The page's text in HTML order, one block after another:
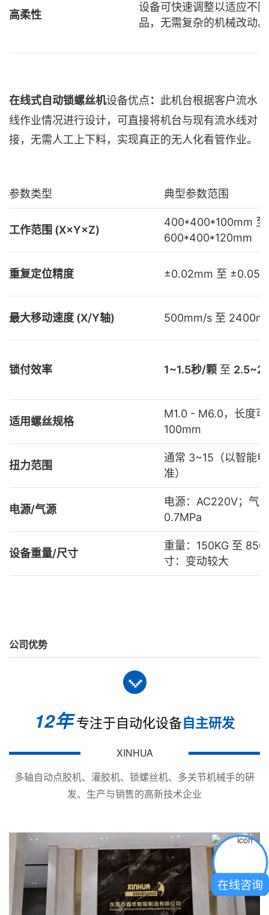
高柔性
设备可快速调整以适应不
品，无需复杂的机械改动。
在线式自动锁螺丝机设备优点： 此机台根据客户流水
线作业情况进行设计，可直接将机台与现有流水线对
接，无需人工上下料，实现真正的无人化看管作业。
参数类型 典型参数范围
工作范围 (X×Y×Z)
400*400*100mm 至
600*400*120mm
重复定位精度 ±0.02mm 至
最大移动速度 (X/Y轴) 500mm/s 至
锁付效率 1~1.5秒/颗 至
适用螺丝规格
M1.0 - M6.0，长度可
100mm
扭力范围
通常 3~15（以智能
准）
电源/气源
电源：AC220V；气
0.7MPa
设备重量/尺寸
重量：150KG 至
寸：变动较大
型号(Models)
400*400*120mm
最大负载 Max
loading
移动速度(mm/s)
Moving speed
X/Y：&le;800mm/s；Z：
Repeatability
显示方式 Screen 手持示教器/PC Teach pendant/PC
马达系统Motor
system
伺服电机+滚珠丝杆 High precision
tor＋ball screw
公司优势
12年 专注于自动化设备自主研发
XINHUA
多轴自动点胶机、灌胶机、锁螺丝机、多关节机械手的硏
发、生产与销售的高新技术企业
在线咨询